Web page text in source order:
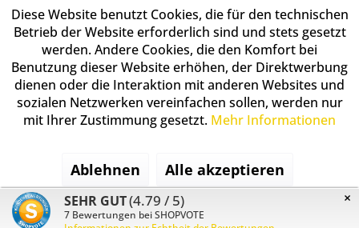
Diese Website benutzt Cookies, die für den technischen
Betrieb der Website erforderlich sind und stets gesetzt
werden. Andere Cookies, die den Komfort bei
Benutzung dieser Website erhöhen, der Direktwerbung
dienen oder die Interaktion mit anderen Websites und
sozialen Netzwerken vereinfachen sollen, werden nur
mit Ihrer Zustimmung gesetzt. Mehr Informationen
Ablehnen Alle akzeptieren
Konfigurieren
×
SEHR GUT(4.79 / 5)
7 Bewertungen bei SHOPVOTE